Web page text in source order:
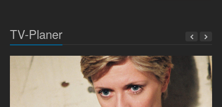
TV-Planer